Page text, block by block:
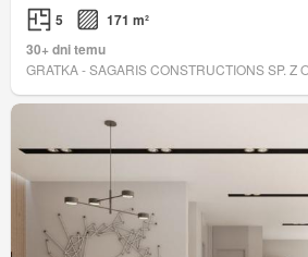
5
171 m²
30+ dni temu
GRATKA - SAGARIS CONSTRUCTIONS SP. Z